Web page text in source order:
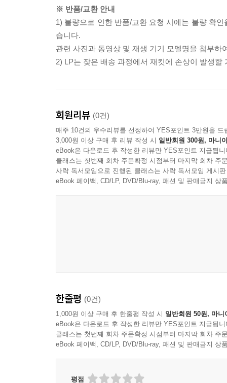
※ 반품/교환 안내
1) 불량으로 인한 반품/교환 요청 시에는 불량 확
습니다.
관련 사진과 동영상 및 재생 기기 모델명을 첨부하
2) LP는 잦은 배송 과정에서 재킷에 손상이 발생
회원리뷰 (0건)
매주 10건의 우수리뷰를 선정하여 YES포인트 3만원을 드
3,000원 이상 구매 후 리뷰 작성 시 일반회원 300원, 마니
eBook은 다운로드 후 작성한 리뷰만 YES포인트 지급됩니
클래스는 첫번째 회차 주문확정 시점부터 마지막 회차 주
사락 독서모임으로 진행된 클래스는 사락 독서모임 게시
eBook 페이백, CD/LP, DVD/Blu-ray, 패션 및 판매금지 상
한줄평 (0건)
1,000원 이상 구매 후 한줄평 작성 시 일반회원 50원, 마니
eBook은 다운로드 후 작성한 리뷰만 YES포인트 지급됩니
클래스는 첫번째 회차 주문확정 시점부터 마지막 회차 주
eBook 페이백, CD/LP, DVD/Blu-ray, 패션 및 판매금지 상
평점